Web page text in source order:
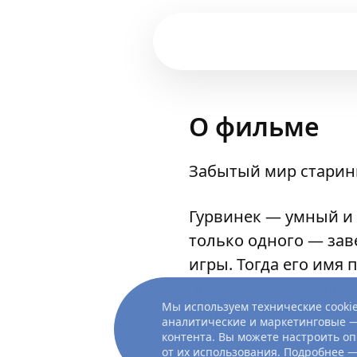
О фильме
Забытый мир
Гурвинек — умный и
только одного —
игры. Тогда его имя
виртуальной игре
верного пса и их
Мы используем технические
аналитические и маркетинговые
контента. Вы можете настроить
от их использования. Подробнее